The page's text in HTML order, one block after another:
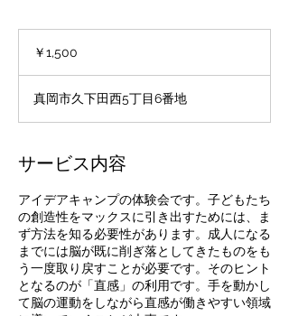
￥1,500
真岡市久下田西5丁目6番地
サービス内容
アイデアキャンプの体験会です。子どもたち
の創造性をマックスに引き出すためには、ま
ず方法を知る必要性があります。成人になる
までには脳が既に削ぎ落としてきたものをも
う一度取り戻すことが必要です。そのヒント
となるのが「直感」の利用です。手を動かし
て脳の運動をしながら直感が働きやすい領域